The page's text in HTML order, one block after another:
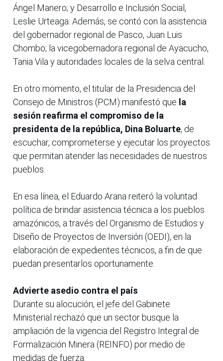
Ángel Manero; y Desarrollo e Inclusión Social,
Leslie Urteaga. Además, se contó con la asistencia
del gobernador regional de Pasco, Juan Luis
Chombo; la vicegobernadora regional de Ayacucho,
Tania Vila y autoridades locales de la selva central.
En otro momento, el titular de la Presidencia del
Consejo de Ministros (PCM) manifestó que la
sesión reafirma el compromiso de la
presidenta de la república, Dina Boluarte, de
escuchar, comprometerse y ejecutar los proyectos
que permitan atender las necesidades de nuestros
pueblos.
En esa línea, el Eduardo Arana reiteró la voluntad
política de brindar asistencia técnica a los pueblos
amazónicos, a través del Organismo de Estudios y
Diseño de Proyectos de Inversión (OEDI), en la
elaboración de expedientes técnicos, a fin de que
puedan presentarlos oportunamente.
Advierte asedio contra el país
Durante su alocución, el jefe del Gabinete
Ministerial rechazó que un sector busque la
ampliación de la vigencia del Registro Integral de
Formalización Minera (REINFO) por medio de
medidas de fuerza.